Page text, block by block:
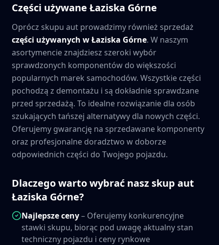
Części używane Łaziska Górne
Oprócz skupu aut prowadzimy również sprzedaż
części używanych wŁaziska Górne. W naszym
asortymencie znajdziesz szeroki wybór
sprawdzonych komponentów do większości
popularnych marek samochodów. Wszystkie części
pochodzą z demontażu i są dokładnie sprawdzane
przed sprzedażą. To idealne rozwiązanie dla osób
szukających tańszej alternatywy dla nowych części.
Oferujemy gwarancję na sprzedawane komponenty
oraz profesjonalne doradztwo w doborze
odpowiednich części do Twojego pojazdu.
Dlaczego warto wybrać nasz skup aut
Łaziska Górne?
Najlepsze ceny– Oferujemy konkurencyjne
stawki skupu, biorąc pod uwagę aktualny stan
techniczny pojazdu i ceny rynkowe